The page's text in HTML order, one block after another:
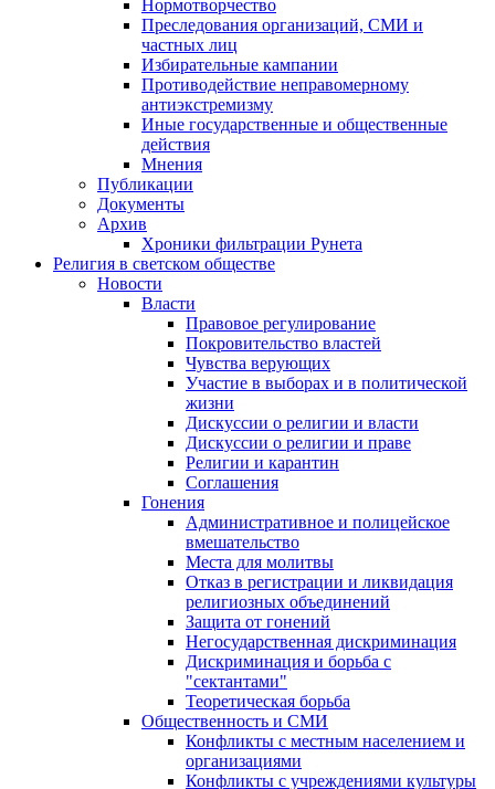
Нормотворчество
Преследования организаций, СМИ и
частных лиц
Избирательные кампании
Противодействие неправомерному
антиэкстремизму
Иные государственные и общественные
действия
Мнения
Публикации
Документы
Архив
Хроники фильтрации Рунета
Религия в светском обществе
Новости
Власти
Правовое регулирование
Покровительство властей
Чувства верующих
Участие в выборах и в политической
жизни
Дискуссии о религии и власти
Дискуссии о религии и праве
Религии и карантин
Соглашения
Гонения
Административное и полицейское
вмешательство
Места для молитвы
Отказ в регистрации и ликвидация
религиозных объединений
Защита от гонений
Негосударственная дискриминация
Дискриминация и борьба с
"сектантами"
Теоретическая борьба
Общественность и СМИ
Конфликты с местным населением и
организациями
Конфликты с учреждениями культуры